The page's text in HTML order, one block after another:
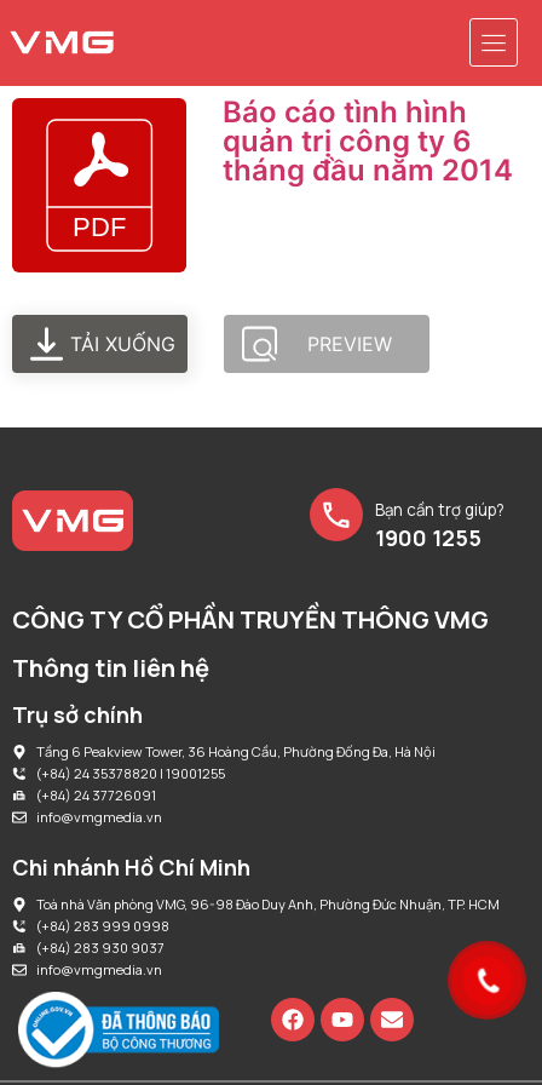
Báo cáo tình hình
quản trị công ty 6
tháng đầu năm 2014
TẢI XUỐNG PREVIEW
Bạn cần trợ giúp?
1900 1255
CÔNG TY CỔ PHẦN TRUYỀN THÔNG VMG
Thông tin liên hệ
Trụ sở chính
Tầng 6 Peakview Tower, 36 Hoàng Cầu, Phường Đống Đa, Hà Nội
(+84) 24 35378820 | 19001255
(+84) 24 37726091
info@vmgmedia.vn
Chi nhánh Hồ Chí Minh
Toà nhà Văn phòng VMG, 96-98 Đào Duy Anh, Phường Đức Nhuận, TP. HCM
(+84) 283 999 0998
(+84) 283 930 9037
info@vmgmedia.vn